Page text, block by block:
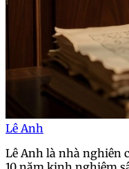
Lê Anh
Lê Anh là nhà nghiên